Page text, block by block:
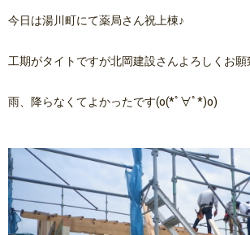
今日は湯川町にて薬局さん祝上棟♪
工期がタイトですが北岡建設さんよろしくお願
雨、降らなくてよかったです(o(*ﾟ∀ﾟ*)o)